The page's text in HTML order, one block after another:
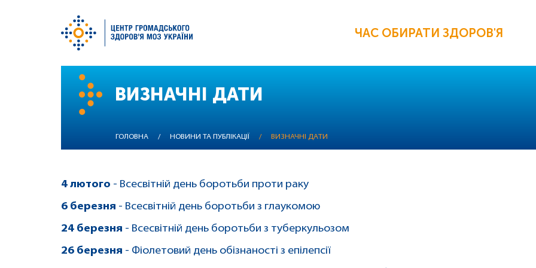
ЧАС ОБИРАТИ ЗДОРОВ'Я
ВИЗНАЧНІ ДАТИ
ГОЛОВНА / НОВИНИ ТА ПУБЛІКАЦІЇ / ВИЗНАЧНІ ДАТИ
4 лютого - Всесвітній день боротьби проти раку
6 березня - Всесвітній день боротьби з глаукомою
24 березня - Всесвітній день боротьби з туберкульозом
26 березня - Фіолетовий день обізнаності з епілепсії